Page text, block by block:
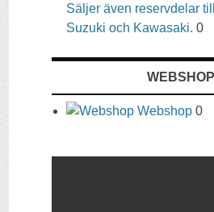
Säljer även reservdelar
Suzuki och Kawasaki. 0
WEBSHOP
Webshop 0